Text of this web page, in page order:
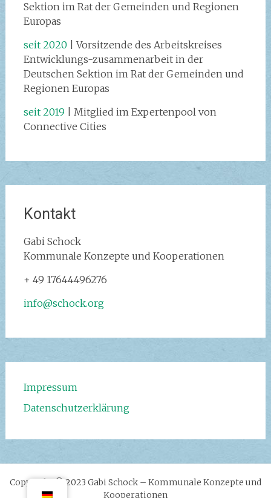
Sektion im Rat der Gemeinden und Regionen
Europas
seit 2020 | Vorsitzende des Arbeitskreises
Entwicklungs-zusammenarbeit in der
Deutschen Sektion im Rat der Gemeinden und
Regionen Europas
seit 2019 | Mitglied im Expertenpool von
Connective Cities
Kontakt
Gabi Schock‭
Kommunale Konzepte und Kooperationen
+ 49 17644496276
info@schock.org
Impressum
Datenschutzerklärung
Copyright © 2023 Gabi Schock – Kommunale Konzepte und
Kooperationen